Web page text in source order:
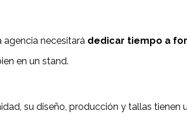
agencia necesitará dedicar tiempo a
en un stand.
su diseño, producción y tallas